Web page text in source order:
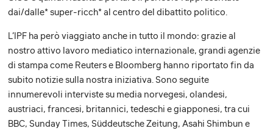
dai/dalle* super-ricch* al centro del dibattito politico.
L’IPF ha però viaggiato anche in tutto il mondo: grazie al
nostro attivo lavoro mediatico internazionale, grandi agenzie
di stampa come Reuters e Bloomberg hanno riportato fin da
subito notizie sulla nostra iniziativa. Sono seguite
innumerevoli interviste su media norvegesi, olandesi,
austriaci, francesi, britannici, tedeschi e giapponesi, tra cui
BBC, Sunday Times, Süddeutsche Zeitung, Asahi Shimbun e